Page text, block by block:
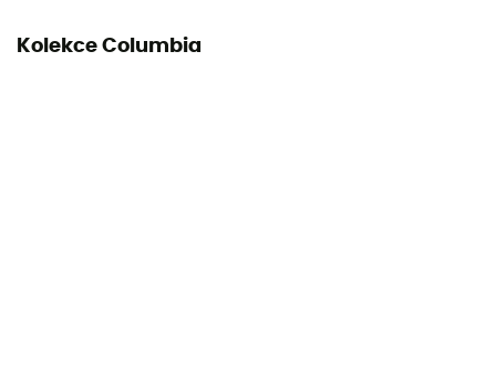
Kolekce Columbia